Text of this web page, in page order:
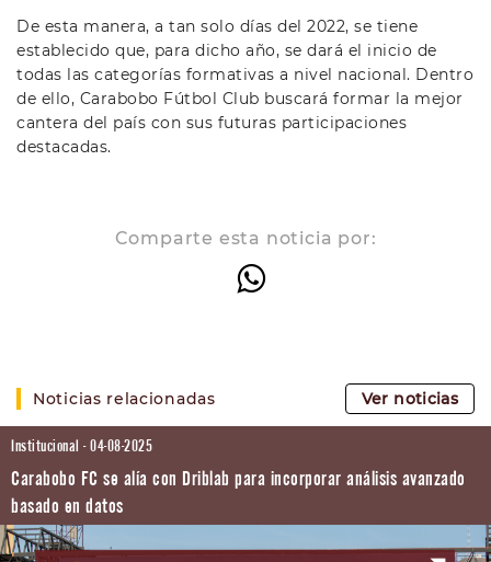
De esta manera, a tan solo días del 2022, se tiene
establecido que, para dicho año, se dará el inicio de
todas las categorías formativas a nivel nacional. Dentro
de ello, Carabobo Fútbol Club buscará formar la mejor
cantera del país con sus futuras participaciones
destacadas.
Comparte esta noticia por:
Noticias relacionadas Ver noticias
Institucional - 04-08-2025
Carabobo FC se alía con Driblab para incorporar análisis avanzado
basado en datos